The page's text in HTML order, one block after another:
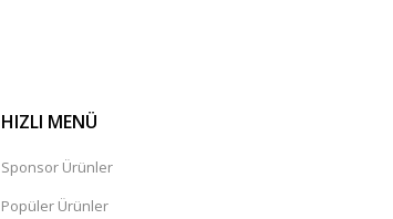
HIZLI MENÜ
Sponsor Ürünler
Popüler Ürünler